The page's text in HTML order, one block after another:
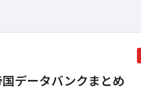
データバンクまとめ